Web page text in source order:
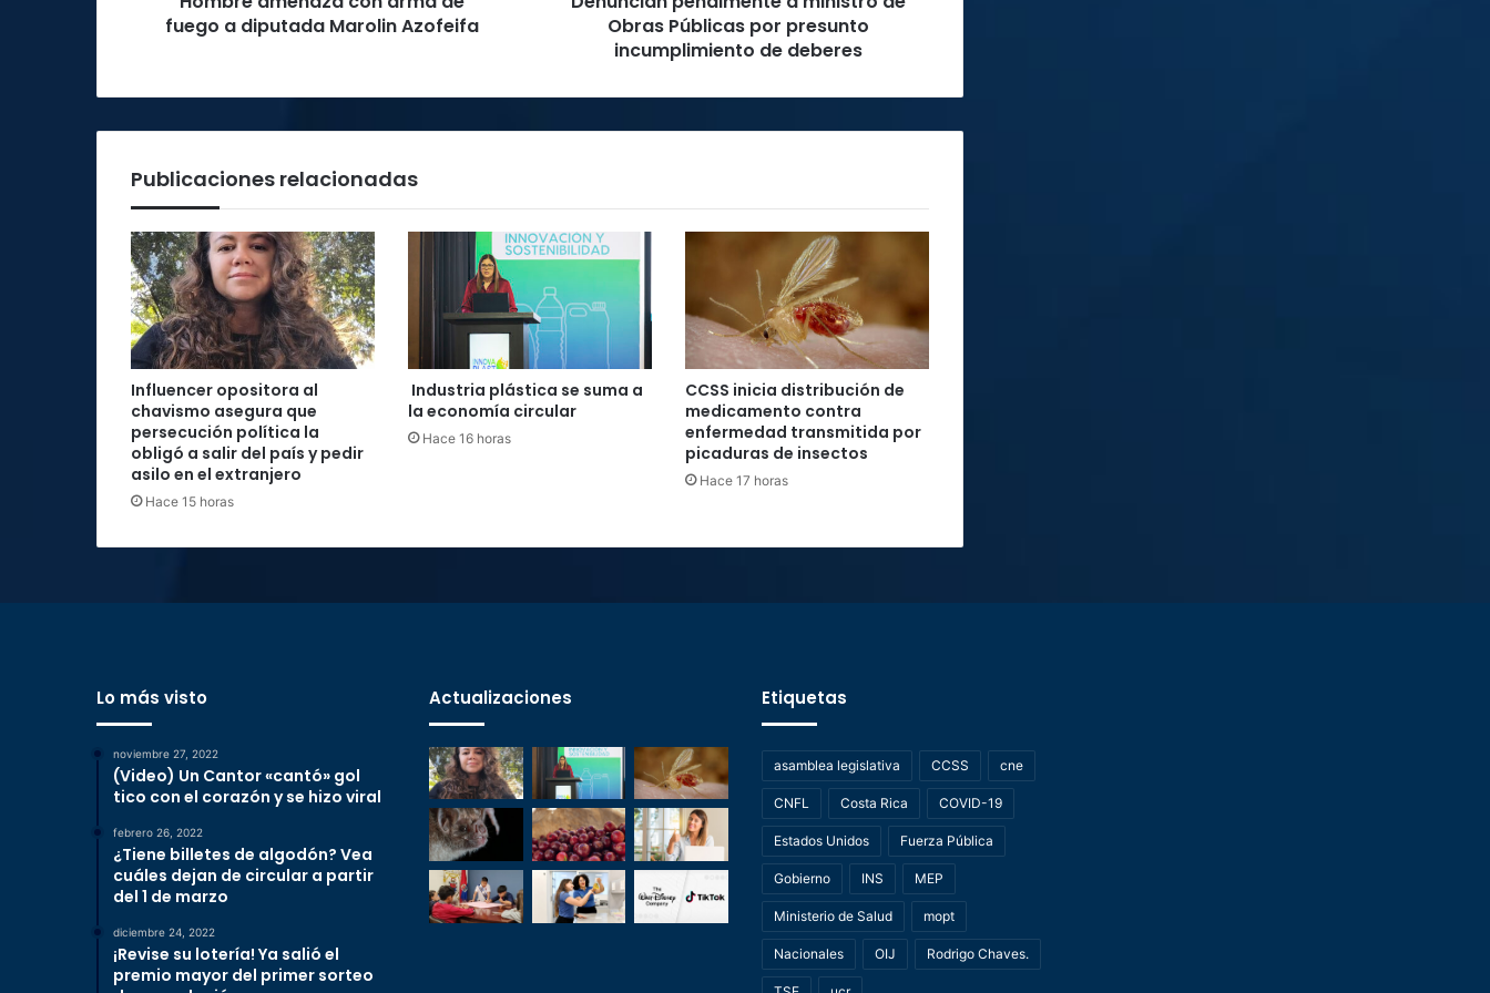
fuego a diputada Marolin Azofeifa
Obras Públicas por presunto
incumplimiento de deberes
Publicaciones relacionadas
Influencer opositora al
chavismo asegura que
persecución política la
obligó a salir del país y pedir
asilo en el extranjero
Hace 15 horas
Industria plástica se suma a
la economía circular
Hace 16 horas
CCSS inicia distribución de
medicamento contra
enfermedad transmitida por
picaduras de insectos
Hace 17 horas
Lo más visto
noviembre 27, 2022
(Video) Un Cantor «cantó» gol
tico con el corazón y se hizo viral
febrero 26, 2022
¿Tiene billetes de algodón? Vea
cuáles dejan de circular a partir
del 1 de marzo
diciembre 24, 2022
¡Revise su lotería! Ya salió el
premio mayor del primer sorteo
Actualizaciones Etiquetas
asamblea legislativa CCSS cne
CNFL Costa Rica COVID-19
Estados Unidos Fuerza Pública
Gobierno INS MEP
Ministerio de Salud mopt
Nacionales OIJ Rodrigo Chaves.